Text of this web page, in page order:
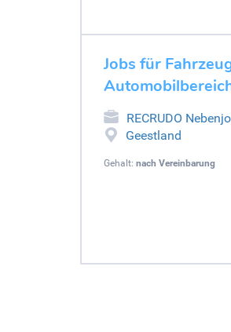
Jobs für
RECRUDO
Geestland
Gehalt: nach Vereinbarung